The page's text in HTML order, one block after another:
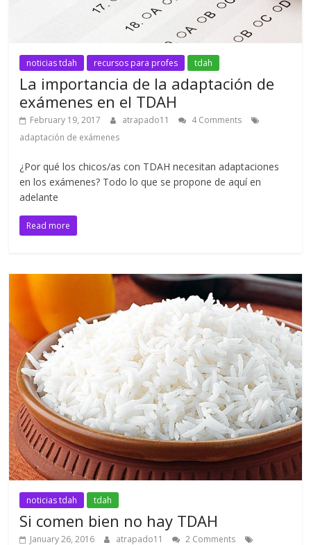
noticias tdah recursos para profes tdah
La importancia de la adaptación de
exámenes en el TDAH
February 19, 2017 atrapado11
4 Comments
adaptación de exámenes
¿Por qué los chicos/as con TDAH necesitan adaptaciones
en los exámenes? Todo lo que se propone de aquí en
adelante
Read more
noticias tdah tdah
Si comen bien no hay TDAH
January 26, 2016 atrapado11
2 Comments